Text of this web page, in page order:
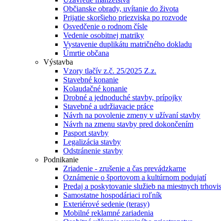
Občianske obrady, uvítanie do života
Prijatie skoršieho priezviska po rozvode
Osvedčenie o rodnom čísle
Vedenie osobitnej matriky
Vystavenie duplikátu matričného dokladu
Úmrtie občana
Výstavba
Vzory tlačív z.č. 25/2025 Z.z.
Stavebné konanie
Kolaudačné konanie
Drobné a jednoduché stavby, prípojky
Stavebné a udržiavacie práce
Návrh na povolenie zmeny v užívaní stavby
Návrh na zmenu stavby pred dokončením
Pasport stavby
Legalizácia stavby
Odstránenie stavby
Podnikanie
Zriadenie - zrušenie a čas prevádzkarne
Oznámenie o športovom a kultúrnom podujatí
Predaj a poskytovanie služieb na miestnych
Samostatne hospodáriaci roľník
Exteriérové sedenie (terasy)
Mobilné reklamné zariadenia